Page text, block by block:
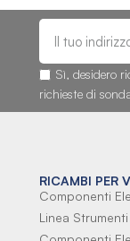
Sì, desidero
richieste di
RICAMBI PER
Componenti
Linea Strumenti